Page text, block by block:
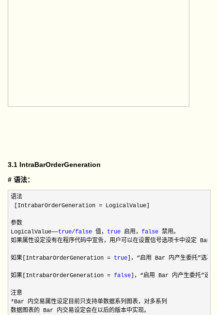
3.1 IntraBarOrderGeneration
# 语法：
语法
[IntrabarOrderGeneration = LogicalValue]
参数
LogicalValue——true/false 值， true 启用，false 禁用。
如果属性设定没有在程序代码中宣告，用户可以在设置信号选项卡中设定 Bar
如果[IntrabarOrderGeneration = true ]，“启用 Bar 内产生委托”选项
如果[IntrabarOrderGeneration = false ]，“启用 Bar 内产生委托”选项
*Bar 内交易属性设定目前只支持单数据系列图表，对多系列